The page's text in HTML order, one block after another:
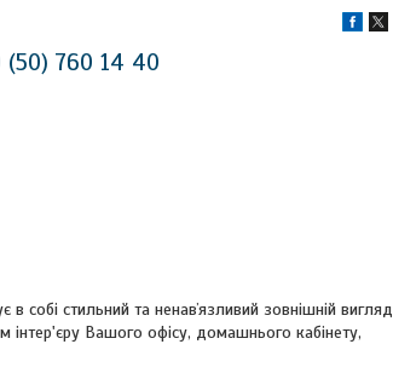
(50) 760 14 40
собі стильний та ненавʼязливий зовнішній вигляд
інтер'єру Вашого офісу, домашнього кабінету,